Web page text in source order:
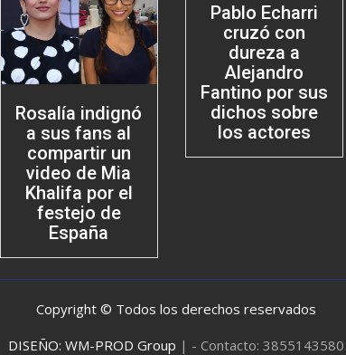
Rosalía indignó
a sus fans al
compartir un
video de Mia
Khalifa por el
festejo de
España
Pablo Echarri
cruzó con
dureza a
Alejandro
Fantino por sus
dichos sobre
los actores
Copyright © Todos los derechos reservados
DISEÑO: WM-PROD Group | - Contacto: 3855143580